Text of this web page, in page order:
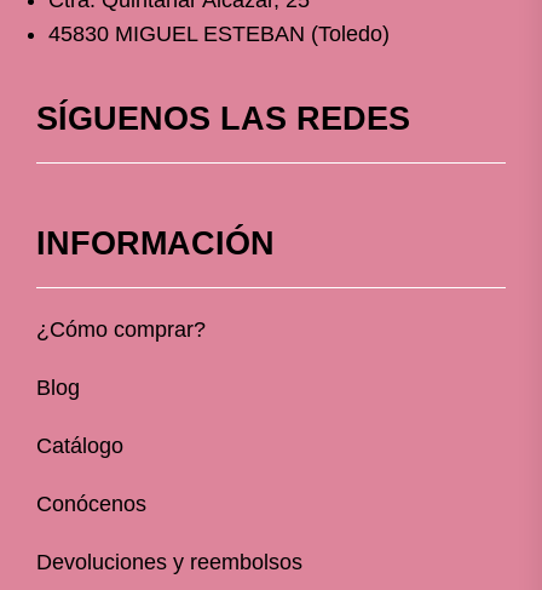
45830 MIGUEL ESTEBAN (Toledo)
SÍGUENOS LAS REDES
INFORMACIÓN
¿Cómo comprar?
Blog
Catálogo
Conócenos
Devoluciones y reembolsos